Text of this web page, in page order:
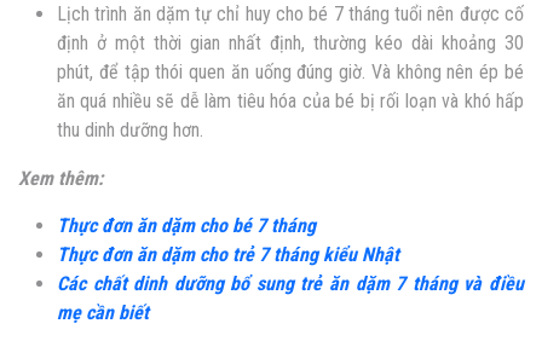
Lịch trình ăn dặm tự chỉ huy cho bé 7 tháng tuổi nên được cố
định ở một thời gian nhất định, thường kéo dài khoảng 30
phút, để tập thói quen ăn uống đúng giờ. Và không nên ép bé
ăn quá nhiều sẽ dễ làm tiêu hóa của bé bị rối loạn và khó hấp
thu dinh dưỡng hơn.
Xem thêm:
Thực đơn ăn dặm cho bé 7 tháng
Thực đơn ăn dặm cho trẻ 7 tháng kiểu Nhật
Các chất dinh dưỡng bổ sung trẻ ăn dặm 7 tháng và điều
mẹ cần biết